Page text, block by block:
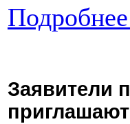
Заявители